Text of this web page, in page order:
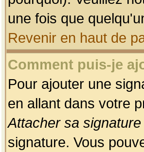
une fois que
Revenir en haut de
Comment puis-je
Pour ajouter une
en allant dans votre
Attacher sa signature
signature. Vous